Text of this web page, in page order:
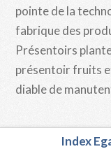
pointe de la
fabrique des
Présentoirs
présentoir fruits
diable de
Index